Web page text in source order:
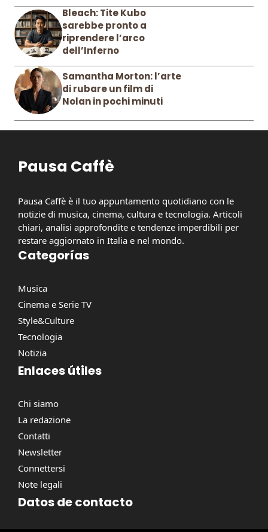
Bleach: Tite Kubo
sarebbe pronto a
riprendere l’arco
dell’Inferno
Samantha Morton: l’arte
di rubare un film di
Nolan in pochi minuti
Pausa Caffè
Pausa Caffè è il tuo appuntamento quotidiano con le
notizie di musica, cinema, cultura e tecnologia. Articoli
chiari, analisi approfondite e tendenze imperdibili per
restare aggiornato in Italia e nel mondo.
Categorías
Musica
Cinema e Serie TV
Style&Culture
Tecnologia
Notizia
Enlaces útiles
Chi siamo
La redazione
Contatti
Newsletter
Connettersi
Note legali
Datos de contacto